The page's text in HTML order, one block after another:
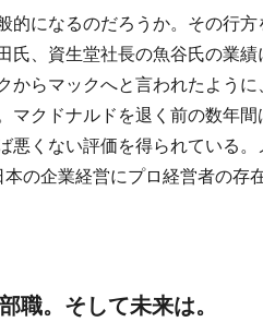
的になるのだろうか。その行
氏、資生堂社長の魚谷氏の業
からマックへと言われたよう
マクドナルドを退く前の数年
悪くない評価を得られている
の企業経営にプロ経営者の存
職。そして未来は。